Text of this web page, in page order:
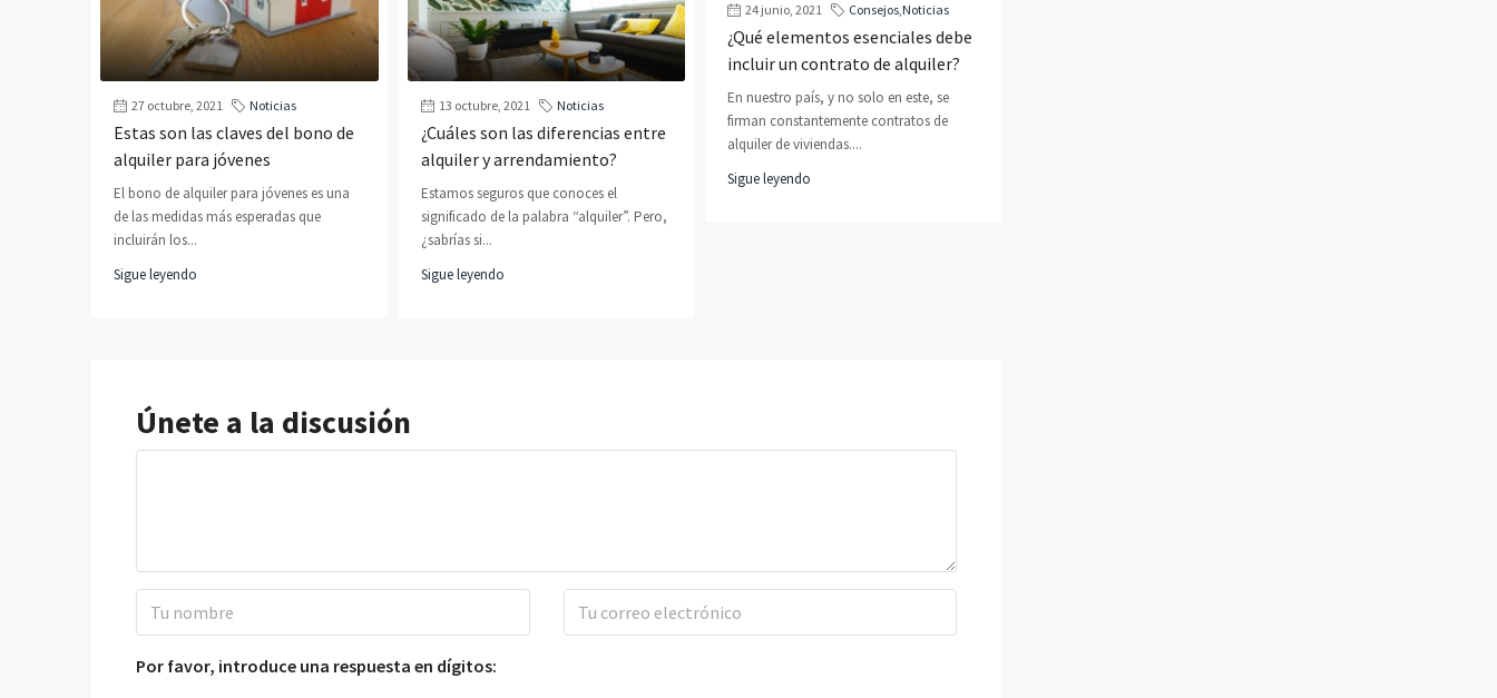
27 octubre, 2021 Noticias
Estas son las claves del bono de
alquiler para jóvenes
El bono de alquiler para jóvenes es una
de las medidas más esperadas que
incluirán los...
Sigue leyendo
13 octubre, 2021 Noticias
¿Cuáles son las diferencias entre
alquiler y arrendamiento?
Estamos seguros que conoces el
significado de la palabra “alquiler”. Pero,
¿sabrías si...
Sigue leyendo
24 junio, 2021 Consejos,Noticias
¿Qué elementos esenciales debe
incluir un contrato de alquiler?
En nuestro país, y no solo en este, se
firman constantemente contratos de
alquiler de viviendas....
Sigue leyendo
Únete a la discusión
Por favor, introduce una respuesta en dígitos: